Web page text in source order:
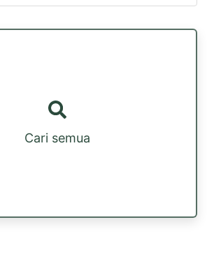
Cari semua